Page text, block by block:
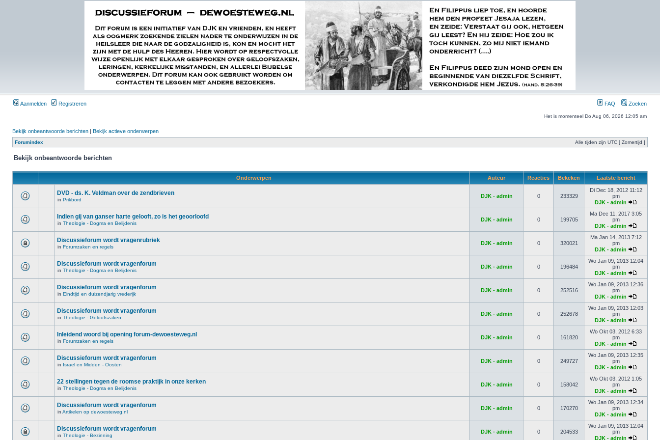
Aanmelden Registreren FAQ Zoeken
Het is momenteel Do Aug 06, 2026 12:05 am
Bekijk onbeantwoorde berichten | Bekijk actieve onderwerpen
Forumindex Alle tijden zijn UTC [ Zomertijd ]
Bekijk onbeantwoorde berichten
Onderwerpen Auteur Reacties Bekeken Laatste bericht
DVD - ds. K. Veldman over de zendbrieven
in Prikbord
DJK - admin 0 233329
Di Dec 18, 2012 11:12
pm
DJK - admin
Indien gij van ganser harte gelooft, zo is het geoorloofd
in Theologie - Dogma en Belijdenis
DJK - admin 0 199705
Ma Dec 11, 2017 3:05
pm
DJK - admin
Discussieforum wordt vragenrubriek
in Forumzaken en regels
DJK - admin 0 320021
Ma Jan 14, 2013 7:12
pm
DJK - admin
Discussieforum wordt vragenforum
in Theologie - Dogma en Belijdenis
DJK - admin 0 196484
Wo Jan 09, 2013 12:04
pm
DJK - admin
Discussieforum wordt vragenforum
in Eindtijd en duizendjarig vrederijk
DJK - admin 0 252516
Wo Jan 09, 2013 12:36
pm
DJK - admin
Discussieforum wordt vragenforum
in Theologie - Geloofszaken
DJK - admin 0 252678
Wo Jan 09, 2013 12:03
pm
DJK - admin
Inleidend woord bij opening forum-dewoesteweg.nl
in Forumzaken en regels
DJK - admin 0 161820
Wo Okt 03, 2012 6:33
pm
DJK - admin
Discussieforum wordt vragenforum
in Israel en Midden - Oosten
DJK - admin 0 249727
Wo Jan 09, 2013 12:35
pm
DJK - admin
22 stellingen tegen de roomse praktijk in onze kerken
in Theologie - Dogma en Belijdenis
DJK - admin 0 158042
Wo Okt 03, 2012 1:05
pm
DJK - admin
Discussieforum wordt vragenforum
in Artikelen op dewoesteweg.nl
DJK - admin 0 170270
Wo Jan 09, 2013 12:34
pm
DJK - admin
Discussieforum wordt vragenforum
in Theologie - Bezinning
DJK - admin 0 204533
Wo Jan 09, 2013 12:04
pm
DJK - admin